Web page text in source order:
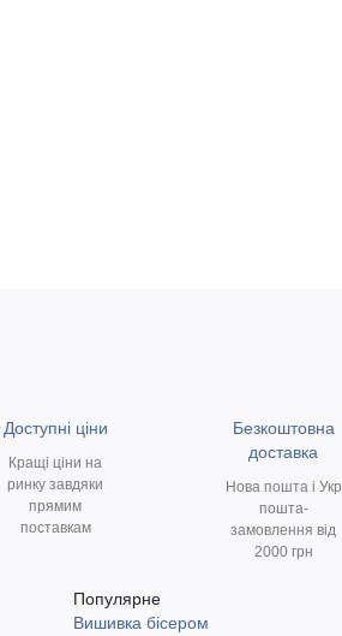
Доступні ціни
Кращі ціни на
ринку завдяки
прямим
поставкам
Безкоштовна
доставка
Нова пошта і Укр
пошта-
замовлення від
2000 грн
Популярне
Вишивка бісером